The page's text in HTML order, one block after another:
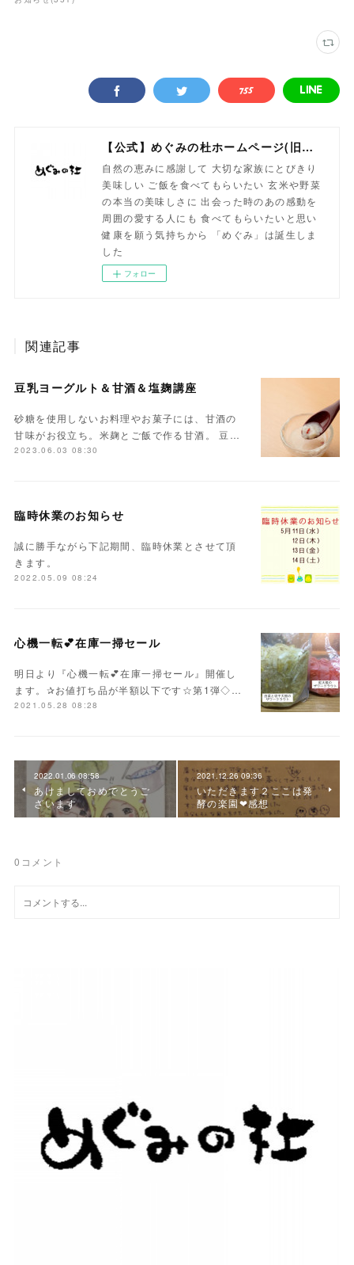
【公式】めぐみの杜ホームページ(旧自然食工房）
自然の恵みに感謝して 大切な家族にとびきり
美味しい ご飯を食べてもらいたい 玄米や野菜
の本当の美味しさに 出会った時のあの感動を
周囲の愛する人にも 食べてもらいたいと思い
健康を願う気持ちから 「めぐみ」は誕生しま
した
フォロー
関連記事
豆乳ヨーグルト＆甘酒＆塩麹講座
砂糖を使用しないお料理やお菓子には、甘酒の
甘味がお役立ち。米麹とご飯で作る甘酒。 豆…
2023.06.03 08:30
臨時休業のお知らせ
誠に勝手ながら下記期間、臨時休業とさせて頂
きます。
2022.05.09 08:24
心機一転💕在庫一掃セール
明日より『心機一転💕在庫一掃セール』開催し
ます。✰お値打ち品が半額以下です☆第1弾◇…
2021.05.28 08:28
2022.01.06 08:58
あけましておめでとうご
ざいます
2021.12.26 09:36
いただきます２ここは発
酵の楽園❤感想
0 コメント